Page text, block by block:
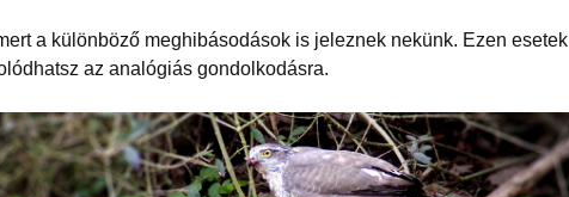
a különböző meghibásodások is jeleznek nekünk. Ezen esetek
az analógiás gondolkodásra.